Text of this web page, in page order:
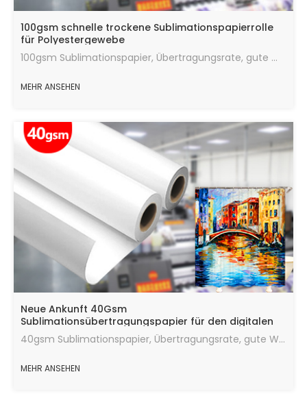
100gsm schnelle trockene Sublimationspapierrolle
für Polyestergewebe
100gsm Sublimationspapier, Übertragungsrate, gute Wärmeübertragungswirkung, die maximale Menge an Tinte, schnelle Trocknungsgeschwindigkeit, läuft in gutem Zustand.
MEHR ANSEHEN
Neue Ankunft 40Gsm
Sublimationsübertragungspapier für den digitalen
Druck
40gsm Sublimationspapier, Übertragungsrate, gute Wärmeübertragungswirkung, die maximale Menge an Tinte, schnelle Trocknungsgeschwindigkeit, laufend in gutem Zustand.
MEHR ANSEHEN